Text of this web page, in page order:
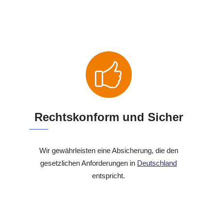
Rechtskonform und Sicher
Wir gewährleisten eine Absicherung, die den
gesetzlichen Anforderungen in Deutschland
entspricht.